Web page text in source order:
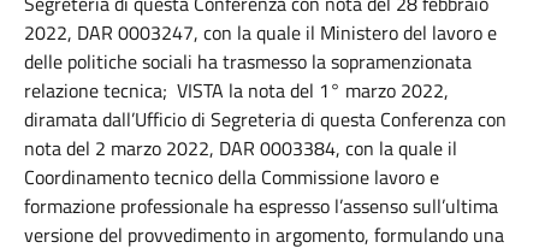
2022, DAR 0003247, con la quale il Ministero del lavoro e
delle politiche sociali ha trasmesso la sopramenzionata
relazione tecnica; VISTA la nota del 1° marzo 2022,
diramata dall’Ufficio di Segreteria di questa Conferenza con
nota del 2 marzo 2022, DAR 0003384, con la quale il
Coordinamento tecnico della Commissione lavoro e
formazione professionale ha espresso l’assenso sull’ultima
versione del provvedimento in argomento, formulando una